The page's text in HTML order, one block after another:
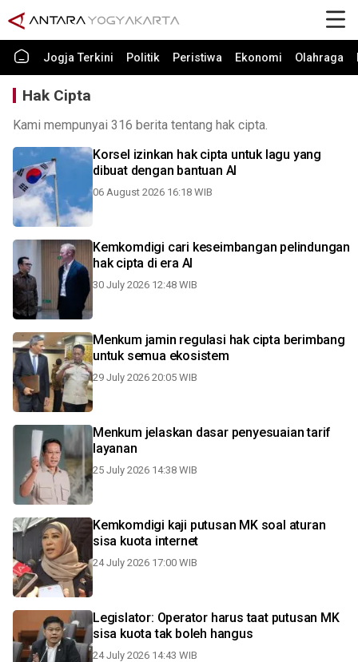
Jogja Terkini Politik Peristiwa Ekonomi Olahraga
Hak Cipta
Kami mempunyai 316 berita tentang hak cipta.
Korsel izinkan hak cipta untuk lagu yang
dibuat dengan bantuan AI
06 August 2026 16:18 WIB
Kemkomdigi cari keseimbangan pelindungan
hak cipta di era AI
30 July 2026 12:48 WIB
Menkum jamin regulasi hak cipta berimbang
untuk semua ekosistem
29 July 2026 20:05 WIB
Menkum jelaskan dasar penyesuaian tarif
layanan
25 July 2026 14:38 WIB
Kemkomdigi kaji putusan MK soal aturan
sisa kuota internet
24 July 2026 17:00 WIB
Legislator: Operator harus taat putusan MK
sisa kuota tak boleh hangus
24 July 2026 14:43 WIB